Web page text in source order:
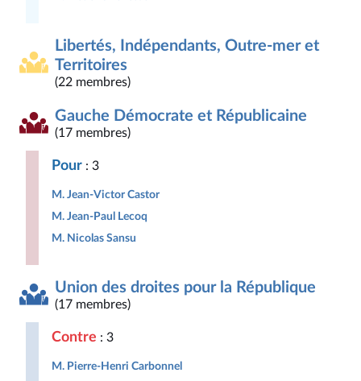
Libertés, Indépendants, Outre-mer et
Territoires
(22 membres)
Gauche Démocrate et Républicaine
(17 membres)
Pour : 3
M. Jean-Victor Castor
M. Jean-Paul Lecoq
M. Nicolas Sansu
Union des droites pour la République
(17 membres)
Contre : 3
M. Pierre-Henri Carbonnel